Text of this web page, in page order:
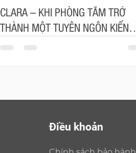
CLARA – KHI PHÒNG TẮM TRỞ
THÀNH MỘT TUYÊN NGÔN KIẾN
Điều khoản